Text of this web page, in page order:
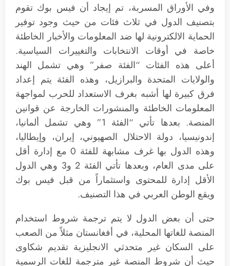
وفي الأوراق المسربة، تم إيجاد أن فيس بوك تقوم
بتصنيف الدول في ثلاث فئات من حيث وجود توفير
الحماية الالكترونية لها ضد المعلومات والأخبار الخاطئة
خاصة في أوقات الانتخابات والتغييرات السياسية.
أعلى هذه الفئات “الفئة صفر” وهي تشمل الهند
والولايات المتحدة والبرازيل، وهذه الفئة يتم إعداد
فرق كبيرة لها أشبه بغرف الاستعداد للحرب لمواجهة
المعلومات الخاطئة والمنشورات الخارجة عن قوانين
المنصة. بعدها تأتي “الفئة 1” وهي تشمل ألمانيا،
إندونيسيا، دولة الاحتلال الصهيوني، إيران، وإيطاليا،
وهذه الدول بها غرف مشابهة للفئة 0 مع إدارة أقل
على مدى العام، وبعدها تأتي الفئة 2 و3 وهي الدول
الأقل إدارة للمحتوى واستثماراً من قبل فيس بوك
ويقع الوطن العربي في هذا التصنيف.
حتى أن بعض الدول لا يتم ترجمة شروط استخدام
المنصة للغاتها المحلية، في أفغانستان مثلاً من الصعب
على السكان غير متحدثي الانجليزية تقديم شكاوى
حيث أن شروط المنصة غير مترجمة للغات الرسمية